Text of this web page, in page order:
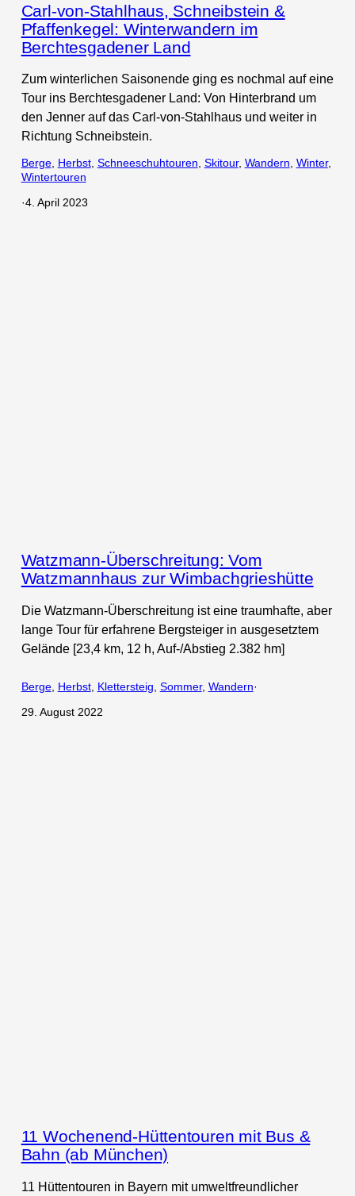
Carl-von-Stahlhaus, Schneibstein &
Pfaffenkegel: Winterwandern im
Berchtesgadener Land
Zum winterlichen Saisonende ging es nochmal auf eine
Tour ins Berchtesgadener Land: Von Hinterbrand um
den Jenner auf das Carl-von-Stahlhaus und weiter in
Richtung Schneibstein.
Berge, Herbst, Schneeschuhtouren Skitour, Wandern Winter
Wintertouren
·4. April 2023
Watzmann-Überschreitung: Vom
Watzmannhaus zur Wimbachgrieshütte
Die Watzmann-Überschreitung ist eine traumhafte, aber
lange Tour für erfahrene Bergsteiger in ausgesetztem
Gelände [23,4 km, 12 h, Auf-/Abstieg 2.382 hm]
Berge, Herbst, Klettersteig Sommer, Wandern·
29. August 2022
11 Wochenend-Hüttentouren mit Bus &
Bahn (ab München)
11 Hüttentouren in Bayern mit umweltfreundlicher